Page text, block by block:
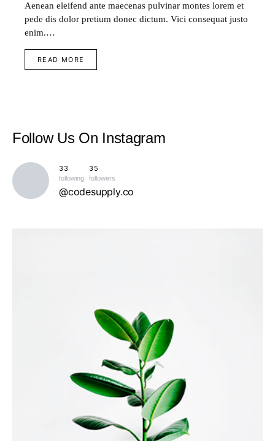
Aenean eleifend ante maecenas pulvinar montes lorem et
pede dis dolor pretium donec dictum. Vici consequat justo
enim.…
READ MORE
Follow UsOn Instagram
33
following
35
followers
@codesupply.co